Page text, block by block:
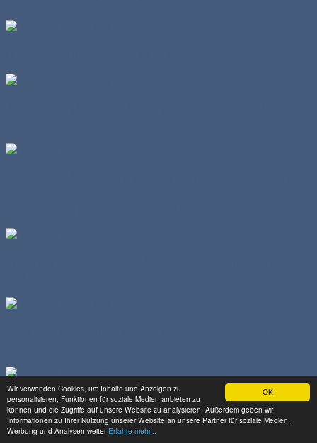
OK
Wir verwenden Cookies, um Inhalte und Anzeigen zu
personalisieren, Funktionen für soziale Medien anbieten zu
können und die Zugriffe auf unsere Website zu analysieren. Außerdem geben wir
Informationen zu Ihrer Nutzung unserer Website an unsere Partner für soziale Medien,
Werbung und Analysen weiter Erfahre mehr...
Auch Michael Bautor widmet sich gern der Marke mit den
4 Ringen.